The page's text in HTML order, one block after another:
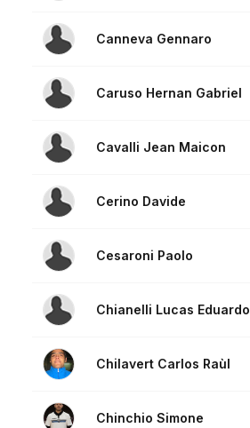
Canneva Gennaro
Caruso Hernan Gabriel
Cavalli Jean Maicon
Cerino Davide
Cesaroni Paolo
Chianelli Lucas Eduardo
Chilavert Carlos Raùl
Chinchio Simone